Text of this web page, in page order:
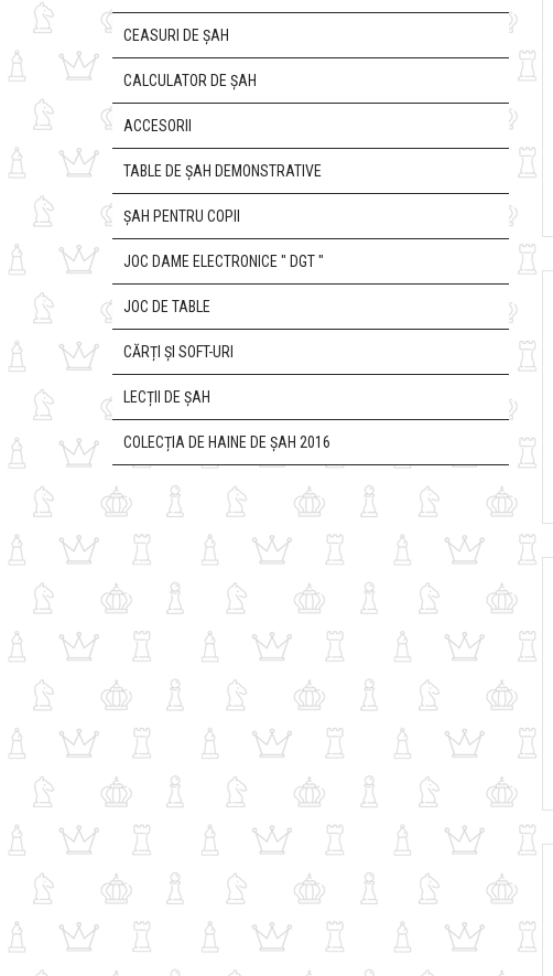
CEASURI DE ȘAH
CALCULATOR DE ȘAH
ACCESORII
TABLE DE ȘAH DEMONSTRATIVE
ȘAH PENTRU COPII
JOC DAME ELECTRONICE " DGT "
JOC DE TABLE
CĂRȚI ȘI SOFT-URI
LECȚII DE ȘAH
COLECȚIA DE HAINE DE ȘAH 2016